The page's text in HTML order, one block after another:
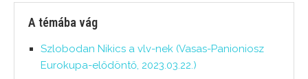
A témába vág
Szlobodan Nikics a vlv-nek (Vasas-Panioniosz
Eurokupa-elődöntő, 2023.03.22.)